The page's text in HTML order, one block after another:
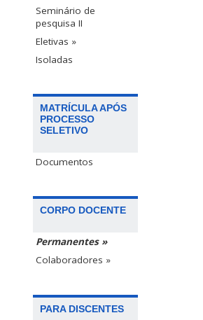
Seminário de
pesquisa II
Eletivas »
Isoladas
MATRÍCULA APÓS
PROCESSO
SELETIVO
Documentos
CORPO DOCENTE
Permanentes »
Colaboradores »
PARA DISCENTES